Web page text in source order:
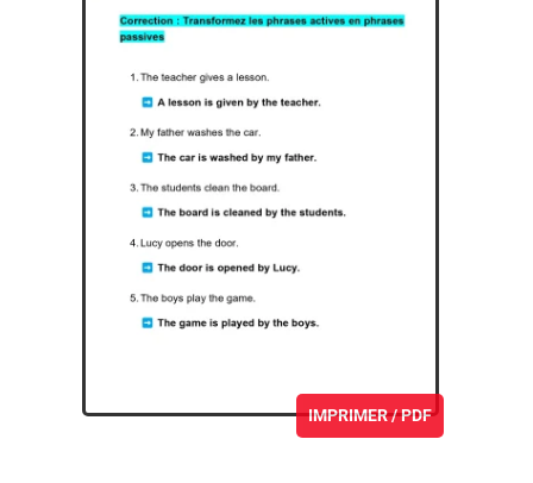
IMPRIMER / PDF